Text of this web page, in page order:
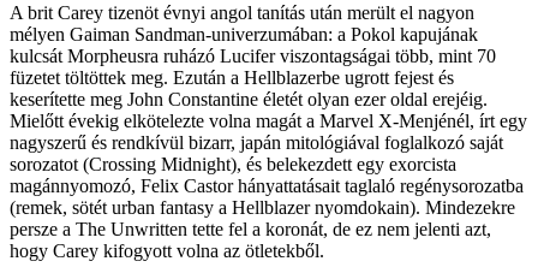
A brit Carey tizenöt évnyi angol tanítás után merült el nagyon
mélyen Gaiman Sandman-univerzumában: a Pokol kapujának
kulcsát Morpheusra ruházó Lucifer viszontagságai több, mint 70
füzetet töltöttek meg. Ezután a Hellblazerbe ugrott fejest és
keserítette meg John Constantine életét olyan ezer oldal erejéig.
Mielőtt évekig elkötelezte volna magát a Marvel X-Menjénél, írt egy
nagyszerű és rendkívül bizarr, japán mitológiával foglalkozó saját
sorozatot (Crossing Midnight), és belekezdett egy exorcista
magánnyomozó, Felix Castor hányattatásait taglaló regénysorozatba
(remek, sötét urban fantasy a Hellblazer nyomdokain). Mindezekre
persze a The Unwritten tette fel a koronát, de ez nem jelenti azt,
hogy Carey kifogyott volna az ötletekből.